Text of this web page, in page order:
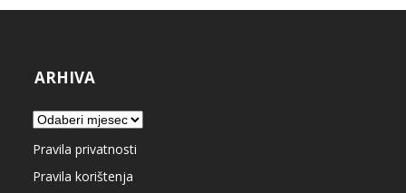
ARHIVA
Arhiva
Pravila privatnosti
Pravila korištenja